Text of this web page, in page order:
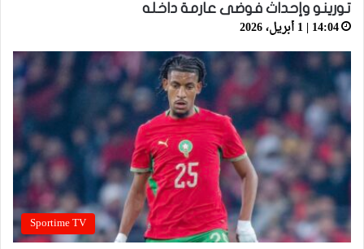
تورينو وإحداث فوضى عارمة داخله
14:04 | 1 أبريل، 2026
Sportime TV